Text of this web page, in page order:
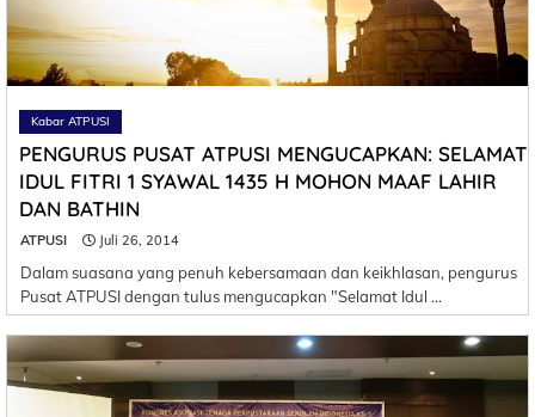
Kabar ATPUSI
PENGURUS PUSAT ATPUSI MENGUCAPKAN: SELAMAT
IDUL FITRI 1 SYAWAL 1435 H MOHON MAAF LAHIR
DAN BATHIN
ATPUSI Juli 26, 2014
Dalam suasana yang penuh kebersamaan dan keikhlasan, pengurus
Pusat ATPUSI dengan tulus mengucapkan "Selamat Idul …